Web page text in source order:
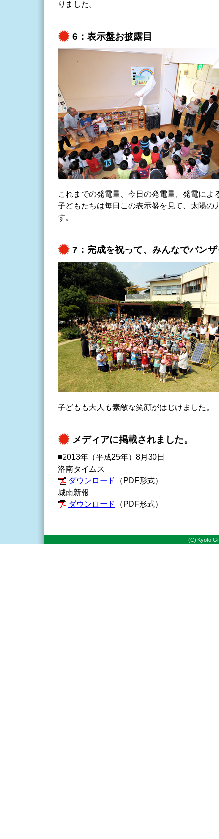
りました。
6：表示盤お披露目
これまでの発電量、今日の発電量、発電によ
子どもたちは毎日この表示盤を見て、太陽の
す。
7：完成を祝って、みんなでバンザ
子どもも大人も素敵な笑顔がはじけました。
メディアに掲載されました。
■2013年（平成25年）8月30日
洛南タイムス
ダウンロード （PDF形式）
城南新報
ダウンロード （PDF形式）
(C) Kyoto